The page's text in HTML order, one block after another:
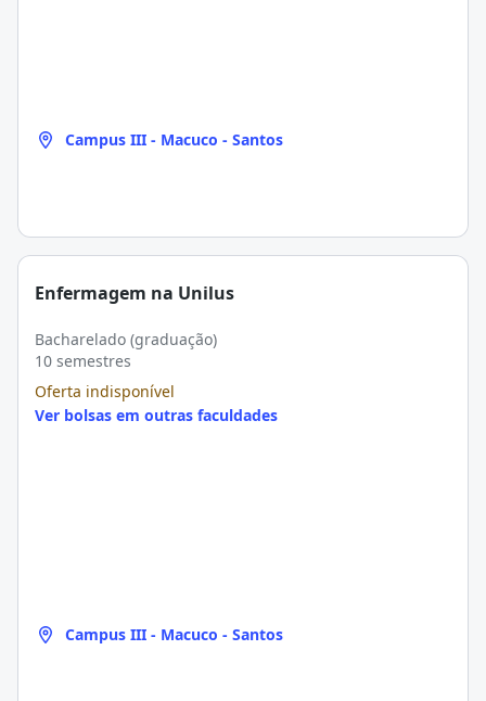
Campus III - Macuco - Santos
Enfermagem na Unilus
Bacharelado (graduação)
10 semestres
Oferta indisponível
Ver bolsas em outras faculdades
Campus III - Macuco - Santos